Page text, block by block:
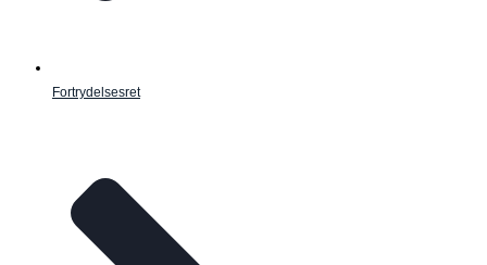
Fortrydelsesret